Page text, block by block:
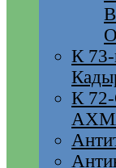
К
К